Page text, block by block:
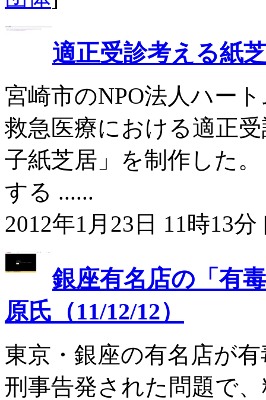
適正受診考える紙
宮崎市のNPO法人ハー
救急医療における適正
子紙芝居」を制作した
する ......
2012年1月23日 11時13分
銀座有名店の「有
原氏（11/12/12）
東京・銀座の有名店が
刑事告発された問題で